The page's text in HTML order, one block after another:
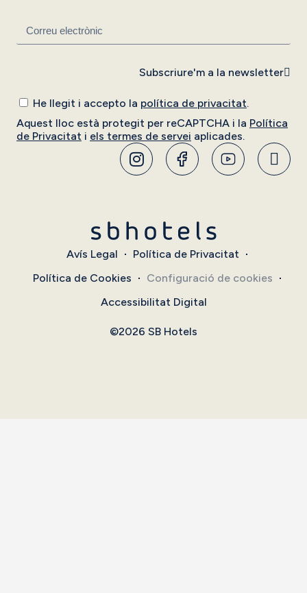
He llegit i accepto la política de privacitat.
Aquest lloc està protegit per reCAPTCHA i la Política
de Privacitat i els termes de servei aplicades.
Subscriure'm a la newsletter
Avís Legal
Política de Privacitat
Política de Cookies
Configuració de cookies
Accessibilitat Digital
©2026 SB Hotels